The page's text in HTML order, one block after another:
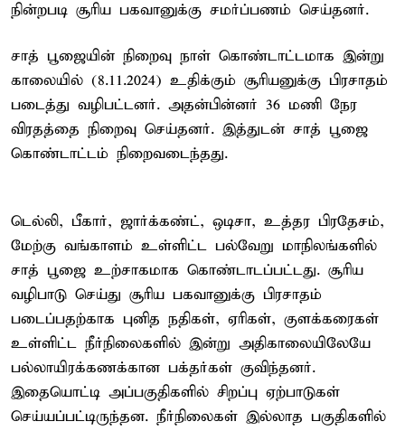
நின்றபடி சூரிய பகவானுக்கு சமர்ப்பணம் செய்தனர்.
சாத் பூஜையின் நிறைவு நாள் கொண்டாட்டமாக இன்று
காலையில் (8.11.2024) உதிக்கும் சூரியனுக்கு பிரசாதம்
படைத்து வழிபட்டனர். அதன்பின்னர் 36 மணி நேர
விரதத்தை நிறைவு செய்தனர். இத்துடன் சாத் பூஜை
கொண்டாட்டம் நிறைவடைந்தது.
டெல்லி, பீகார், ஜார்க்கண்ட், ஒடிசா, உத்தர பிரதேசம்,
மேற்கு வங்காளம் உள்ளிட்ட பல்வேறு மாநிலங்களில்
சாத் பூஜை உற்சாகமாக கொண்டாடப்பட்டது. சூரிய
வழிபாடு செய்து சூரிய பகவானுக்கு பிரசாதம்
படைப்பதற்காக புனித நதிகள், ஏரிகள், குளக்கரைகள்
உள்ளிட்ட நீர்நிலைகளில் இன்று அதிகாலையிலேயே
பல்லாயிரக்கணக்கான பக்தர்கள் குவிந்தனர்.
இதையொட்டி அப்பகுதிகளில் சிறப்பு ஏற்பாடுகள்
செய்யப்பட்டிருந்தன. நீர்நிலைகள் இல்லாத பகுதிகளில்